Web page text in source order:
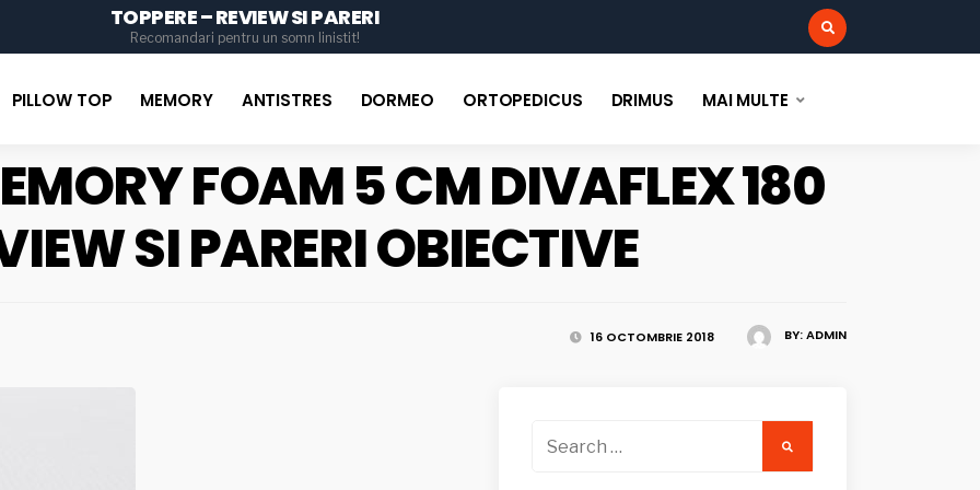
TOPPERE – REVIEW SI PARERI
Recomandari pentru un somn linistit!
PILLOW TOP MEMORY ANTISTRES DORMEO ORTOPEDICUS DRIMUS MAI MULTE
FOAM 5 CM DIVAFLEX 180
SI PARERI OBIECTIVE
BY:ADMIN
16 OCTOMBRIE 2018